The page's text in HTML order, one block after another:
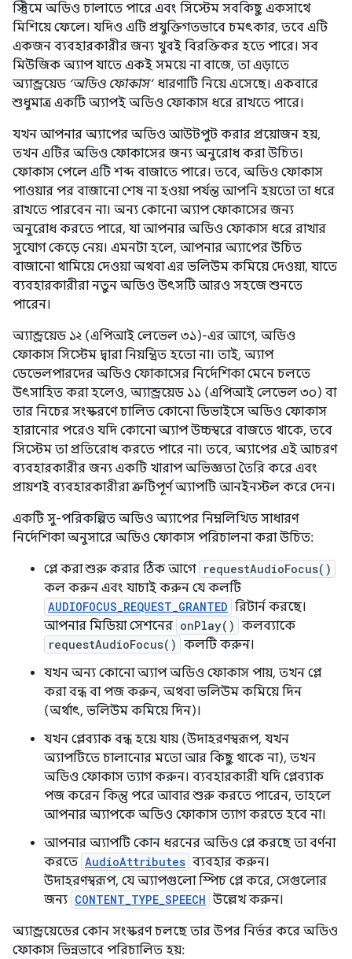
স্ট্রিমে অডিও চালাতে পারে এবং সিস্টেম সবকিছু একসাথে
মিশিয়ে ফেলে। যদিও এটি প্রযুক্তিগতভাবে চমৎকার, তবে এটি
একজন ব্যবহারকারীর জন্য খুবই বিরক্তিকর হতে পারে। সব
মিউজিক অ্যাপ যাতে একই সময়ে না বাজে, তা এড়াতে
অ্যান্ড্রয়েড ‘অডিও ফোকাস’ ধারণাটি নিয়ে এসেছে। একবারে
শুধুমাত্র একটি অ্যাপই অডিও ফোকাস ধরে রাখতে পারে।
যখন আপনার অ্যাপের অডিও আউটপুট করার প্রয়োজন হয়,
তখন এটির অডিও ফোকাসের জন্য অনুরোধ করা উচিত।
ফোকাস পেলে এটি শব্দ বাজাতে পারে। তবে, অডিও ফোকাস
পাওয়ার পর বাজানো শেষ না হওয়া পর্যন্ত আপনি হয়তো তা ধরে
রাখতে পারবেন না। অন্য কোনো অ্যাপ ফোকাসের জন্য
অনুরোধ করতে পারে, যা আপনার অডিও ফোকাস ধরে রাখার
সুযোগ কেড়ে নেয়। এমনটা হলে, আপনার অ্যাপের উচিত
বাজানো থামিয়ে দেওয়া অথবা এর ভলিউম কমিয়ে দেওয়া, যাতে
ব্যবহারকারীরা নতুন অডিও উৎসটি আরও সহজে শুনতে
পারেন।
অ্যান্ড্রয়েড ১২ (এপিআই লেভেল ৩১)-এর আগে, অডিও
ফোকাস সিস্টেম দ্বারা নিয়ন্ত্রিত হতো না। তাই, অ্যাপ
ডেভেলপারদের অডিও ফোকাসের নির্দেশিকা মেনে চলতে
উৎসাহিত করা হলেও, অ্যান্ড্রয়েড ১১ (এপিআই লেভেল ৩০) বা
তার নিচের সংস্করণে চালিত কোনো ডিভাইসে অডিও ফোকাস
হারানোর পরেও যদি কোনো অ্যাপ উচ্চস্বরে বাজতে থাকে, তবে
সিস্টেম তা প্রতিরোধ করতে পারে না। তবে, অ্যাপের এই আচরণ
ব্যবহারকারীর জন্য একটি খারাপ অভিজ্ঞতা তৈরি করে এবং
প্রায়শই ব্যবহারকারীরা ত্রুটিপূর্ণ অ্যাপটি আনইনস্টল করে দেন।
একটি সু-পরিকল্পিত অডিও অ্যাপের নিম্নলিখিত সাধারণ
নির্দেশিকা অনুসারে অডিও ফোকাস পরিচালনা করা উচিত:
প্লে করা শুরু করার ঠিক আগে requestAudioFocus()
কল করুন এবং যাচাই করুন যে কলটি
AUDIOFOCUS_REQUEST_GRANTED রিটার্ন করছে।
আপনার মিডিয়া সেশনের onPlay() কলব্যাকে
requestAudioFocus() কলটি করুন।
যখন অন্য কোনো অ্যাপ অডিও ফোকাস পায়, তখন প্লে
করা বন্ধ বা পজ করুন, অথবা ভলিউম কমিয়ে দিন
(অর্থাৎ, ভলিউম কমিয়ে দিন)।
যখন প্লেব্যাক বন্ধ হয়ে যায় (উদাহরণস্বরূপ, যখন
অ্যাপটিতে চালানোর মতো আর কিছু থাকে না), তখন
অডিও ফোকাস ত্যাগ করুন। ব্যবহারকারী যদি প্লেব্যাক
পজ করেন কিন্তু পরে আবার শুরু করতে পারেন, তাহলে
আপনার অ্যাপকে অডিও ফোকাস ত্যাগ করতে হবে না।
আপনার অ্যাপটি কোন ধরনের অডিও প্লে করছে তা বর্ণনা
করতে AudioAttributes ব্যবহার করুন।
উদাহরণস্বরূপ, যে অ্যাপগুলো স্পিচ প্লে করে, সেগুলোর
জন্য CONTENT_TYPE_SPEECH উল্লেখ করুন।
অ্যান্ড্রয়েডের কোন সংস্করণ চলছে তার উপর নির্ভর করে অডিও
ফোকাস ভিন্নভাবে পরিচালিত হয়: